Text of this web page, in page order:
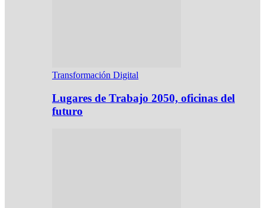
Transformación Digital
Lugares de Trabajo 2050, oficinas del
futuro